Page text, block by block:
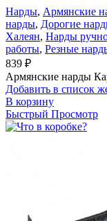
Нарды, Армянские
нарды, Дорогие
Халеян, Нарды
работы, Резные
839 ₽
Армянские нарды
Добавить в список
В корзину
Быстрый Просмотр